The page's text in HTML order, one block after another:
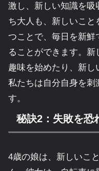
激し、新しい知識を吸
ち大人も、新しいこ
つことで、毎日を新鮮
ることができます。
趣味を始めたり、新し
私たちは自分自身を刺
す。
秘訣2：失敗を恐
4歳の娘は、新しいこ